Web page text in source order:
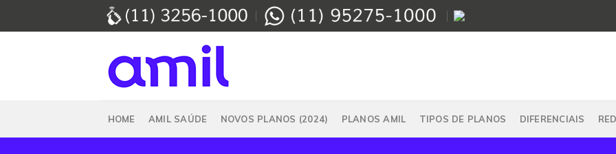
HOME AMIL SAÚDE NOVOS PLANOS (2024) PLANOS AMIL TIPOS DE PLANOS DIFERENCIAIS